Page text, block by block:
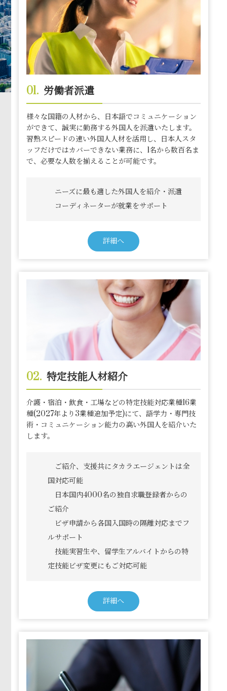
01. 労働者派遣
様々な国籍の人材から、日本語でコミュニケーション
ができて、誠実に勤務する外国人を派遣いたします。
習熟スピードの速い外国人人材を活用し、日本人スタ
ッフだけではカバーできない業務に、1名から数百名ま
で、必要な人数を揃えることが可能です。
ニーズに最も適した外国人を紹介・派遣
コーディネーターが就業をサポート
詳細へ
02. 特定技能人材紹介
介護・宿泊・飲食・工場などの特定技能対応業種16業
種(2027年より3業種追加予定)にて、語学力・専門技
術・コミュニケーション能力の高い外国人を紹介いた
します。
ご紹介、支援共にタカラエージェントは全
国対応可能
日本国内4000名の独自求職登録者からの
ご紹介
ビザ申請から各国入国時の隔離対応までフ
ルサポート
技能実習生や、留学生アルバイトからの特
定技能ビザ変更にもご対応可能
詳細へ